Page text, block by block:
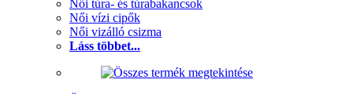
Női túra- és túrabakancsok
Női vízi cipők
Női vizálló csizma
Láss többet...